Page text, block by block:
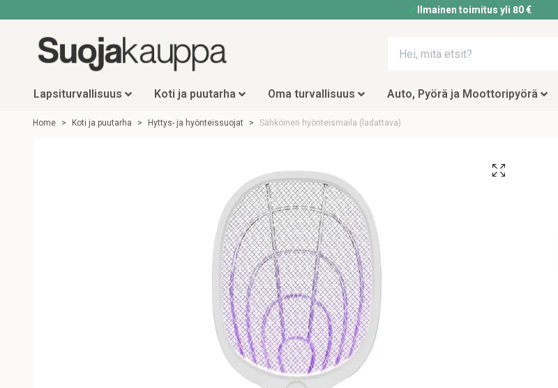
Ilmainen toimitus yli 80 €
Lapsiturvallisuus Koti ja puutarha Oma turvallisuus Auto, Pyörä ja Moottoripyörä
Home Koti ja puutarha Hyttys- ja hyönteissuojat Sähköinen hyönteismaila (ladattava)